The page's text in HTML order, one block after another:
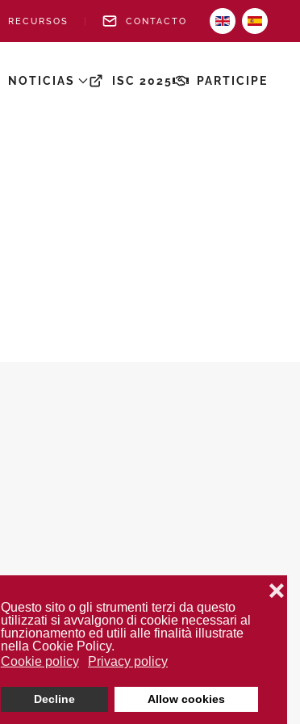
Questo sito o gli strumenti terzi da questo
utilizzati si avvalgono di cookie necessari al
funzionamento ed utili alle finalità illustrate
nella Cookie Policy.
Cookie policy
Privacy policy
Decline Allow cookies
❌
RECURSOS CONTACTO
NOTICIAS ISC 2025 PARTICIPE